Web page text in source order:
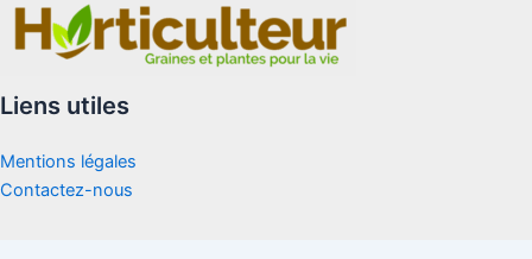
Liens utiles
Mentions légales
Contactez-nous